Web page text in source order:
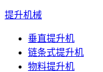
提升机械
垂直提升机
链条式提升机
物料提升机